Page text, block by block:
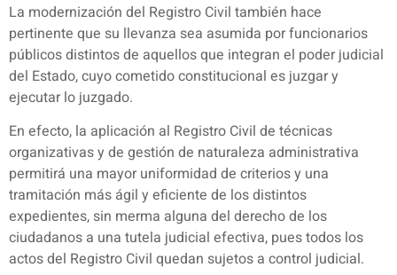
La modernización del Registro Civil también hace
pertinente que su llevanza sea asumida por funcionarios
públicos distintos de aquellos que integran el poder judicial
del Estado, cuyo cometido constitucional es juzgar y
ejecutar lo juzgado.
En efecto, la aplicación al Registro Civil de técnicas
organizativas y de gestión de naturaleza administrativa
permitirá una mayor uniformidad de criterios y una
tramitación más ágil y eficiente de los distintos
expedientes, sin merma alguna del derecho de los
ciudadanos a una tutela judicial efectiva, pues todos los
actos del Registro Civil quedan sujetos a control judicial.